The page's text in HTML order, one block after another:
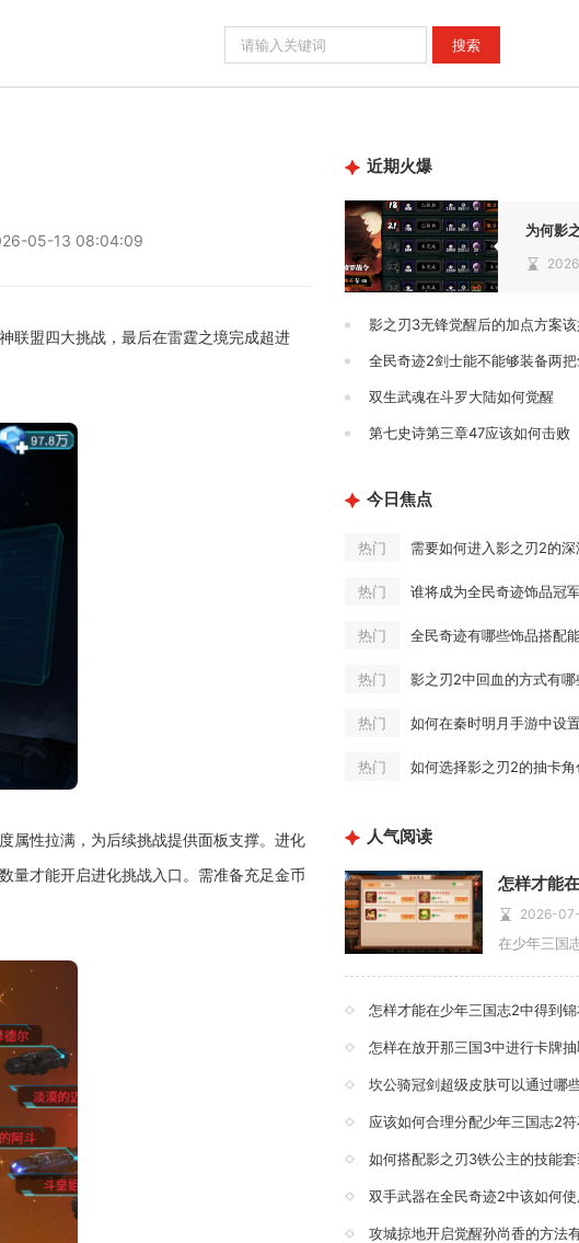
05-13 08:04:09
联盟四大挑战，最后在雷霆之境完成超进
属性拉满，为后续挑战提供面板支撑。进化
量才能开启进化挑战入口。需准备充足金币
近期火爆
为何影
影之刃3无锋觉醒后的加点方案
全民奇迹2剑士能不能够装备两
双生武魂在斗罗大陆如何觉醒
第七史诗第三章47应该如何击败
今日焦点
热门 需要如何进入影之刃2的深
热门 谁将成为全民奇迹饰品冠
热门 全民奇迹有哪些饰品搭配
热门 影之刃2中回血的方式有哪
热门 如何在秦时明月手游中设
热门 如何选择影之刃2的抽卡角
人气阅读
2026-
怎样才能在少年三国志2中得到
怎样在放开那三国3中进行卡牌
坎公骑冠剑超级皮肤可以通过哪
应该如何合理分配少年三国志2
如何搭配影之刃3铁公主的技能
双手武器在全民奇迹2中该如何
攻城掠地开启觉醒孙尚香的方法